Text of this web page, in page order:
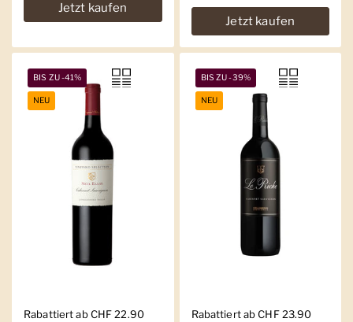
Jetzt kaufen
Jetzt kaufen
Regulärer Preis
Rabattiert ab CHF 22.90
BIS ZU -41%
NEU
Regulärer Preis
Rabattiert ab CHF 23.90
BIS ZU -39%
NEU